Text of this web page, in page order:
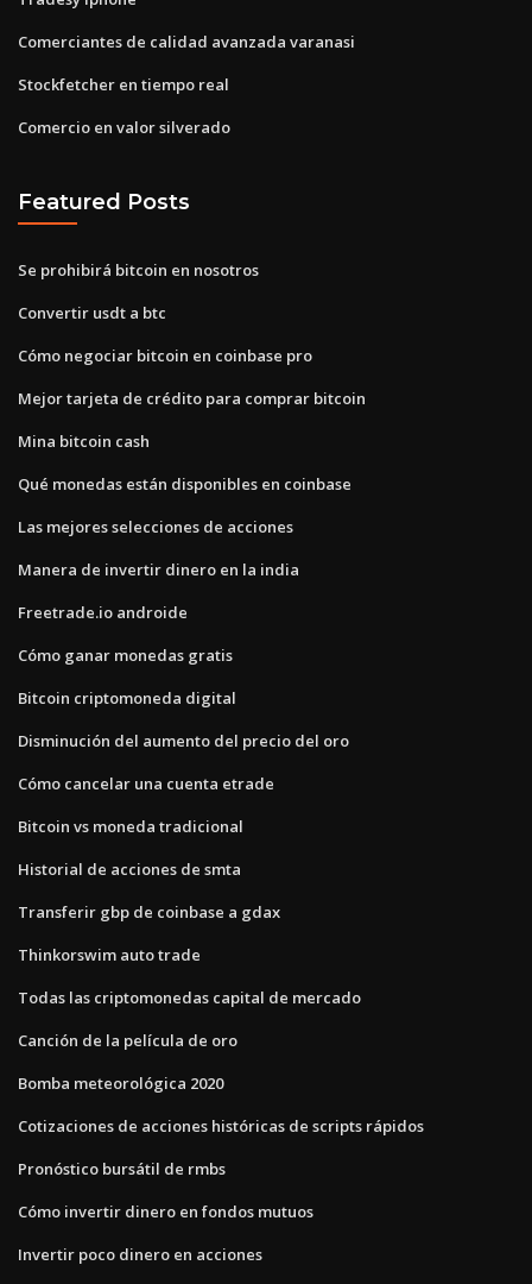
Comerciantes de calidad avanzada varanasi
Stockfetcher en tiempo real
Comercio en valor silverado
Featured Posts
Se prohibirá bitcoin en nosotros
Convertir usdt a btc
Cómo negociar bitcoin en coinbase pro
Mejor tarjeta de crédito para comprar bitcoin
Mina bitcoin cash
Qué monedas están disponibles en coinbase
Las mejores selecciones de acciones
Manera de invertir dinero en la india
Freetrade.io androide
Cómo ganar monedas gratis
Bitcoin criptomoneda digital
Disminución del aumento del precio del oro
Cómo cancelar una cuenta etrade
Bitcoin vs moneda tradicional
Historial de acciones de smta
Transferir gbp de coinbase a gdax
Thinkorswim auto trade
Todas las criptomonedas capital de mercado
Canción de la película de oro
Bomba meteorológica 2020
Cotizaciones de acciones históricas de scripts rápidos
Pronóstico bursátil de rmbs
Cómo invertir dinero en fondos mutuos
Invertir poco dinero en acciones